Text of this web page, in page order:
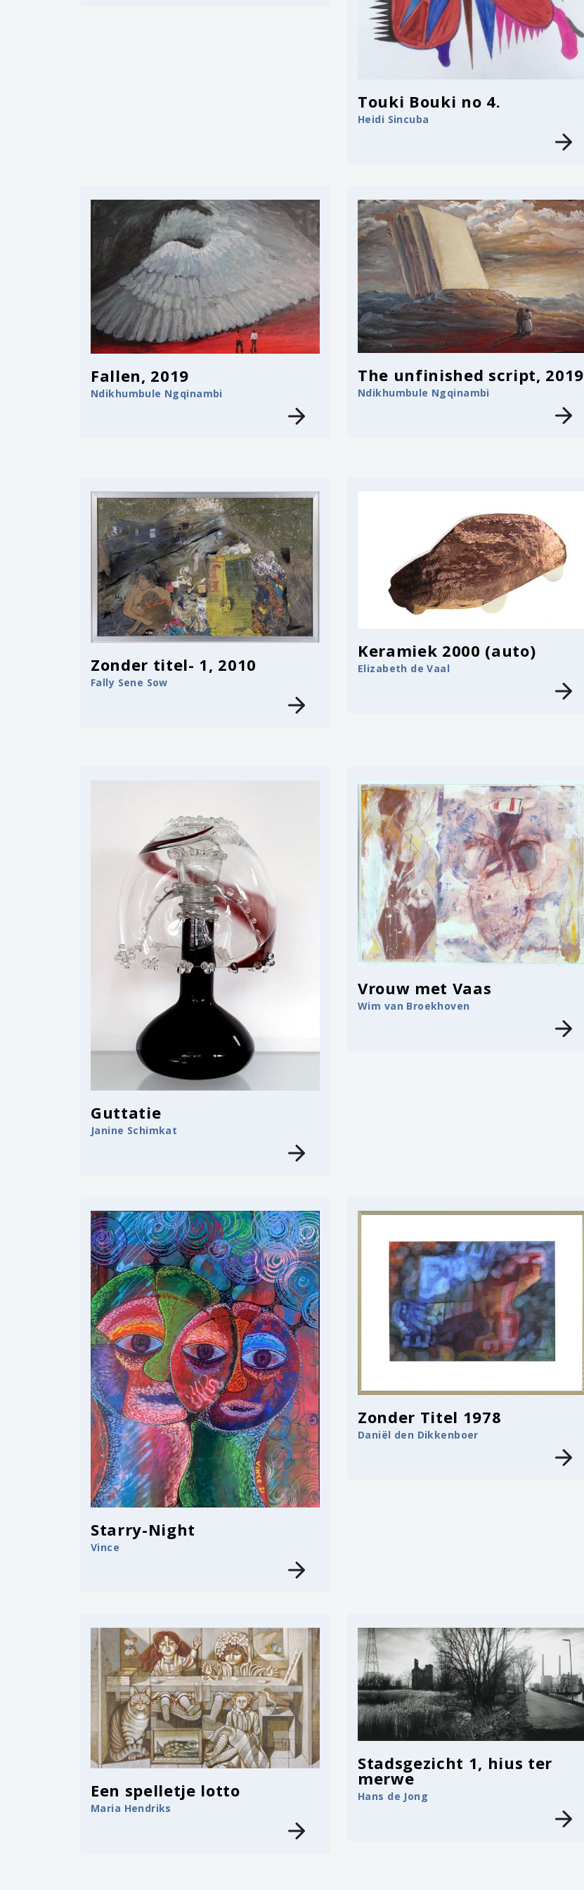
Touki Bouki no 4.
Heidi Sincuba
Fallen, 2019
Ndikhumbule Ngqinambi
The unfinished script, 2019
Ndikhumbule Ngqinambi
Zonder titel- 1, 2010
Fally Sene Sow
Keramiek 2000 (auto)
Elizabeth de Vaal
Guttatie
Janine Schimkat
Vrouw met Vaas
Wim van Broekhoven
Starry-Night
Vince
Zonder Titel 1978
Daniël den Dikkenboer
Een spelletje lotto
Maria Hendriks
Stadsgezicht 1, hius ter
merwe
Hans de Jong